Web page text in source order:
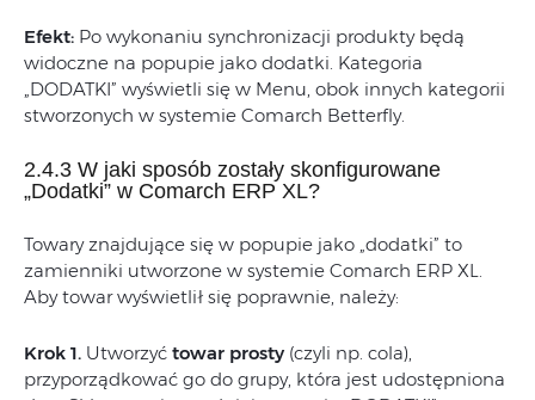
Efekt: Po wykonaniu synchronizacji produkty będą
widoczne na popupie jako dodatki. Kategoria
„DODATKI” wyświetli się w Menu, obok innych kategorii
stworzonych w systemie Comarch Betterfly.
2.4.3 W jaki sposób zostały skonfigurowane
„Dodatki” w Comarch ERP XL?
Towary znajdujące się w popupie jako „dodatki” to
zamienniki utworzone w systemie Comarch ERP XL.
Aby towar wyświetlił się poprawnie, należy:
Krok 1. Utworzyć towar prosty (czyli np. cola),
przyporządkować go do grupy, która jest udostępniona